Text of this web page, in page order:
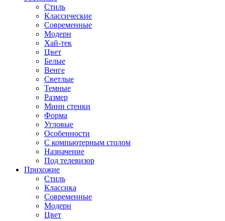
Стиль
Классические
Современные
Модерн
Хай-тек
Цвет
Белые
Венге
Светлые
Темные
Размер
Мини стенки
Форма
Угловые
Особенности
С компьютерным столом
Назначение
Под телевизор
Прихожие
Стиль
Классика
Современные
Модерн
Цвет